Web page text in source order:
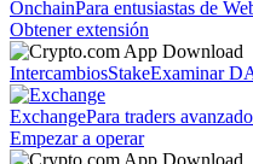
OnchainPara entusiastas de
Obtener extensión
IntercambiosStakeExaminar
ExchangePara traders
Empezar a operar